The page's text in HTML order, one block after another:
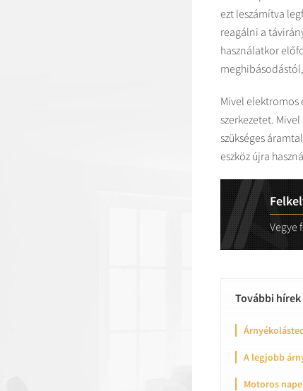
ezt leszámítva
reagálni a
használatkor
Mivel elektromos
szerkezetet.
szükséges
eszköz újra
Vegye
További hírek
A legjobb
Motoros